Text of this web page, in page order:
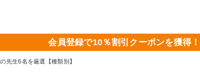
会員登録で10％割引クーポンを獲得！
先生6名を厳選【種類別】